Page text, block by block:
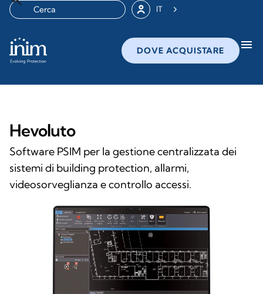
IT
DOVE ACQUISTARE menu
Hevoluto
Software PSIM per la gestione centralizzata dei
sistemi di building protection, allarmi,
videosorveglianza e controllo accessi.